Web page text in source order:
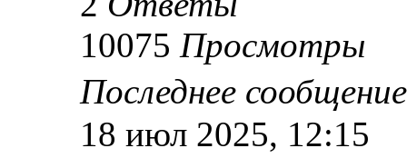
10075 Просмотры
Последнее
18 июл 2025, 12:15